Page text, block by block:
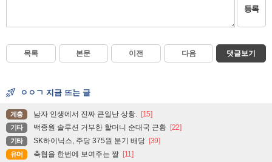
등록
목록 본문 이전 다음 댓글보기
ㅇㅇㄱ 지금 뜨는 글
계층 남자 인생에서 진짜 큰일난 상황. [15]
기타 백종원 솔루션 거부한 할머니 순대국 근황 [22]
기타 SK하이닉스, 주당 375원 분기 배당 [39]
유머 축협을 한번에 보여주는 짤 [11]